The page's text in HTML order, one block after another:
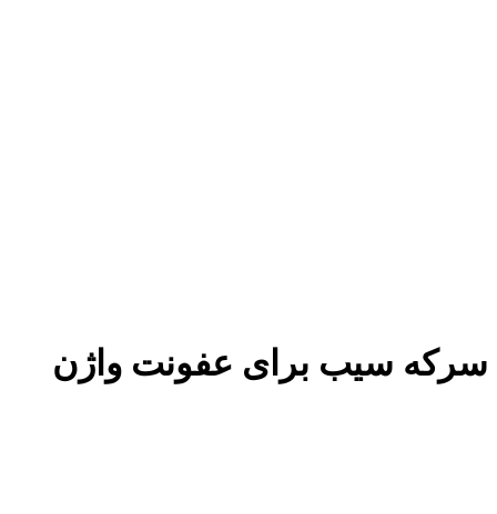
سرکه سیب برای عفونت واژن